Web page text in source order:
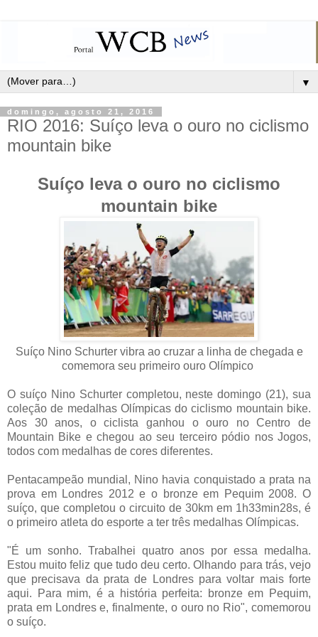
▼
domingo, agosto 21, 2016
RIO 2016: Suíço leva o ouro no ciclismo
mountain bike
Suíço leva o ouro no ciclismo
mountain bike
Suíço Nino Schurter vibra ao cruzar a linha de chegada e
comemora seu primeiro ouro Olímpico
O suíço Nino Schurter completou, neste domingo (21), sua
coleção de medalhas Olímpicas do ciclismo mountain bike.
Aos 30 anos, o ciclista ganhou o ouro no Centro de
Mountain Bike e chegou ao seu terceiro pódio nos Jogos,
todos com medalhas de cores diferentes.
Pentacampeão mundial, Nino havia conquistado a prata na
prova em Londres 2012 e o bronze em Pequim 2008. O
suíço, que completou o circuito de 30km em 1h33min28s, é
o primeiro atleta do esporte a ter três medalhas Olímpicas.
"É um sonho. Trabalhei quatro anos por essa medalha.
Estou muito feliz que tudo deu certo. Olhando para trás, vejo
que precisava da prata de Londres para voltar mais forte
aqui. Para mim, é a história perfeita: bronze em Pequim,
prata em Londres e, finalmente, o ouro no Rio", comemorou
o suíço.